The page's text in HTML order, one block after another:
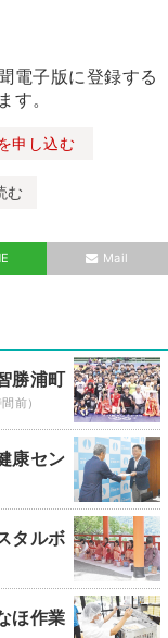
電子版に登録する
す。
申し込む
む
Mail
勝浦町
前）
康セン
タルボ
ほ作業